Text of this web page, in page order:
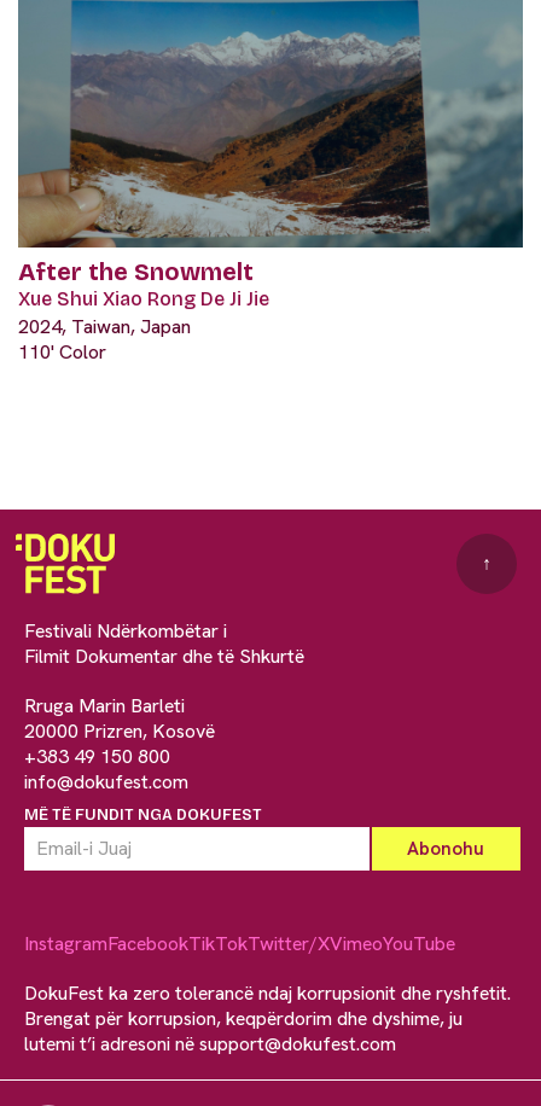
After the Snowmelt
Xue Shui Xiao Rong De Ji Jie
2024, Taiwan, Japan
110' Color
Festivali Ndërkombëtar i
Filmit Dokumentar dhe të Shkurtë
Rruga Marin Barleti
20000 Prizren, Kosovë
+383 49 150 800
info@dokufest.com
MË TË FUNDIT NGA DOKUFEST
↑
InstagramFacebookTikTokTwitter/XVimeoYouTube
DokuFest ka zero tolerancë ndaj korrupsionit dhe ryshfetit.
Brengat për korrupsion, keqpërdorim dhe dyshime, ju
lutemi t’i adresoni nësupport@dokufest.com